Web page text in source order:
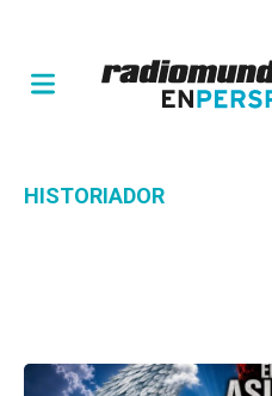
HISTORIADOR